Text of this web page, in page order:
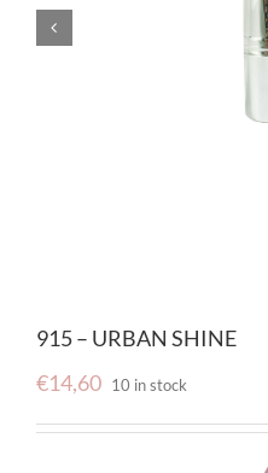

915 – URBAN SHINE
€14,60 10 in stock